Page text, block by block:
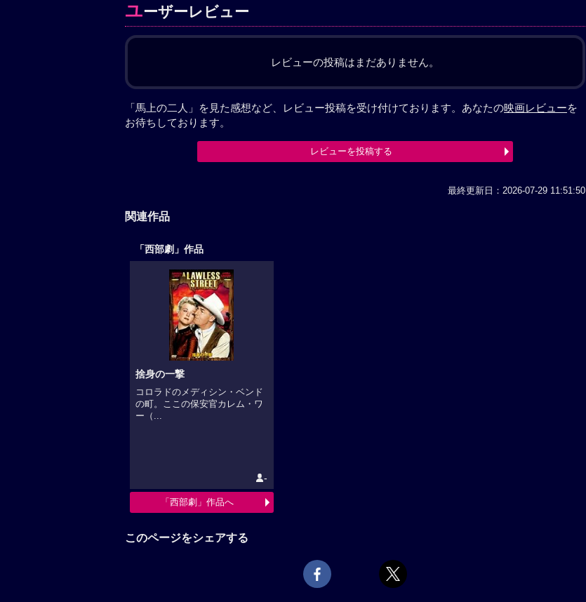
ユーザーレビュー
レビューの投稿はまだありません。
「馬上の二人」を見た感想など、レビュー投稿を受け付けております。あなたの映画レビューを
お待ちしております。
レビューを投稿する
最終更新日：2026-07-29 11:51:50
関連作品
「西部劇」作品
捨身の一撃
コロラドのメディシン・ベンド
の町。ここの保安官カレム・ワ
ー（...
-
「西部劇」作品へ
このページをシェアする